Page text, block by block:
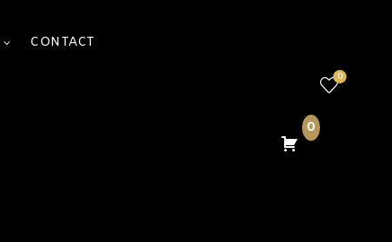
CONTACT
0
0